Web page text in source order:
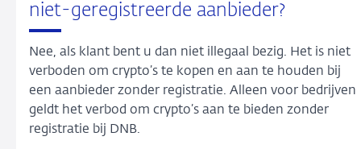
niet-geregistreerde aanbieder?
Nee, als klant bent u dan niet illegaal bezig. Het is niet
verboden om crypto’s te kopen en aan te houden bij
een aanbieder zonder registratie. Alleen voor bedrijven
geldt het verbod om crypto’s aan te bieden zonder
registratie bij DNB.